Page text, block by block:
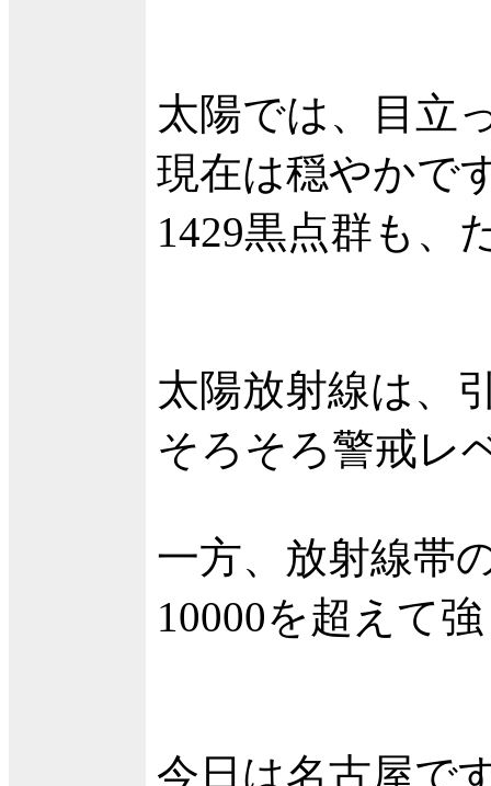
太陽では、目立
現在は穏やかで
1429黒点群も、
太陽放射線は、
そろそろ警戒レ
一方、放射線帯
10000を超えて
今日は名古屋で